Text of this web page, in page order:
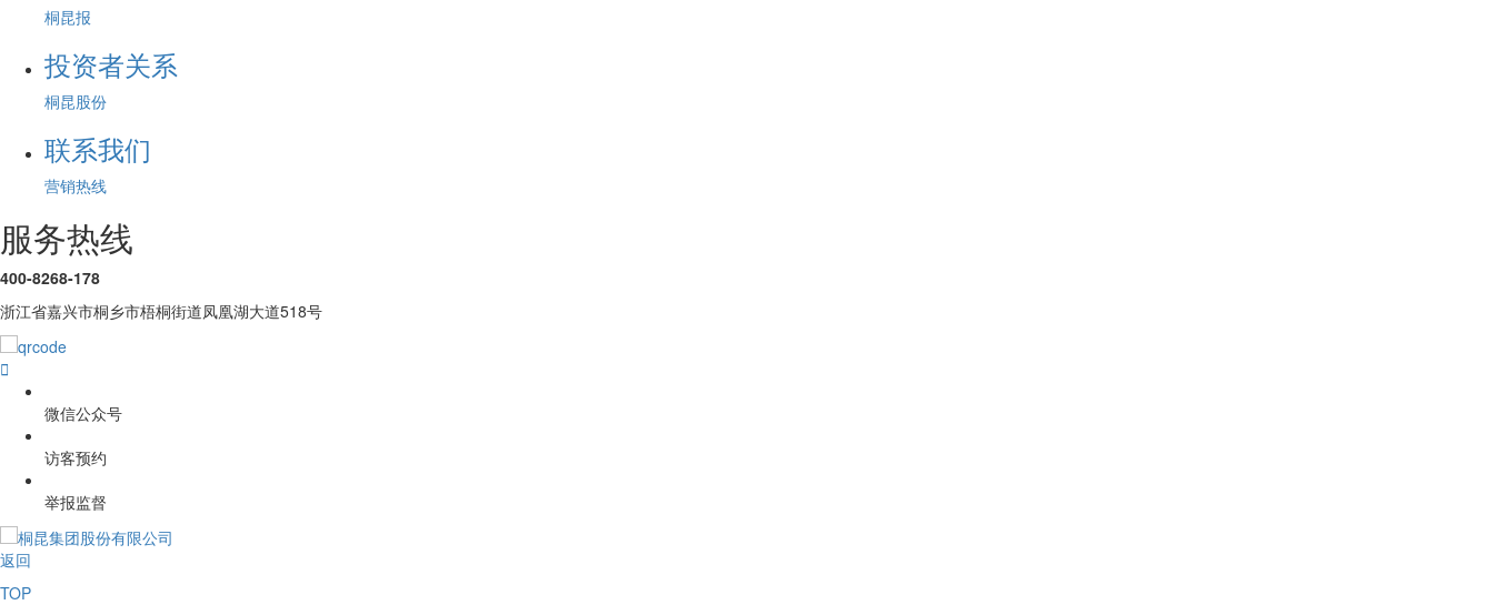
桐昆报
投资者关系
桐昆股份
联系我们
营销热线
服务热线
400-8268-178
浙江省嘉兴市桐乡市梧桐街道凤凰湖大道518号

微信公众号
访客预约
举报监督
返回
TOP